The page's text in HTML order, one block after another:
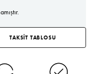
TAKSİT TABLOSU